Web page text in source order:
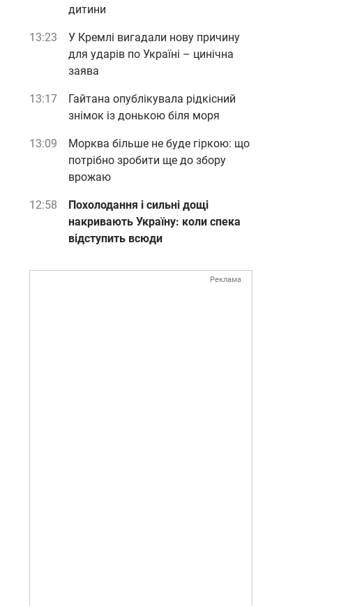
дитини
13:23
У Кремлі вигадали нову причину
для ударів по Україні – цинічна
заява
13:17
Гайтана опублікувала рідкісний
знімок із донькою біля моря
13:09
Морква більше не буде гіркою: що
потрібно зробити ще до збору
врожаю
12:58
Похолодання і сильні дощі
накривають Україну: коли спека
відступить всюди
Реклама